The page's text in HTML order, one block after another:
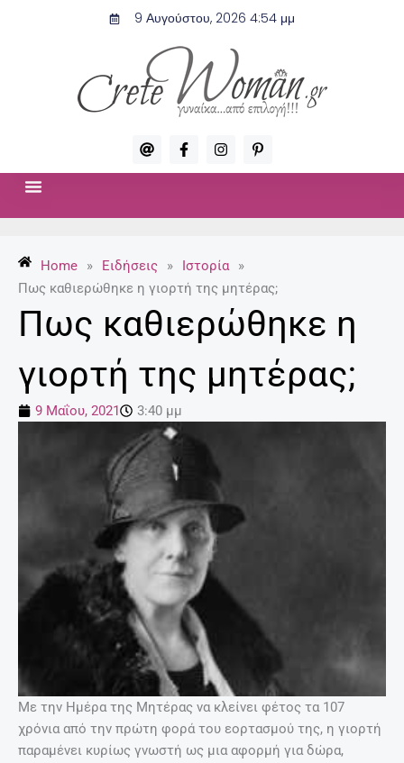
9 Αυγούστου, 2026 4:54 μμ
A
t
F
a
c
-
f
I
n
s
m
P
i
n
p
Home » Ειδήσεις » Ιστορία
»
Πως καθιερώθηκε η γιορτή της μητέρας;
Πως καθιερώθηκε η
γιορτή της μητέρας;
9 Μαΐου, 2021 3:40 μμ
Με την Ημέρα της Μητέρας να κλείνει φέτος τα 107
χρόνια από την πρώτη φορά του εορτασμού της, η γιορτή
παραμένει κυρίως γνωστή ως μια αφορμή για δώρα,